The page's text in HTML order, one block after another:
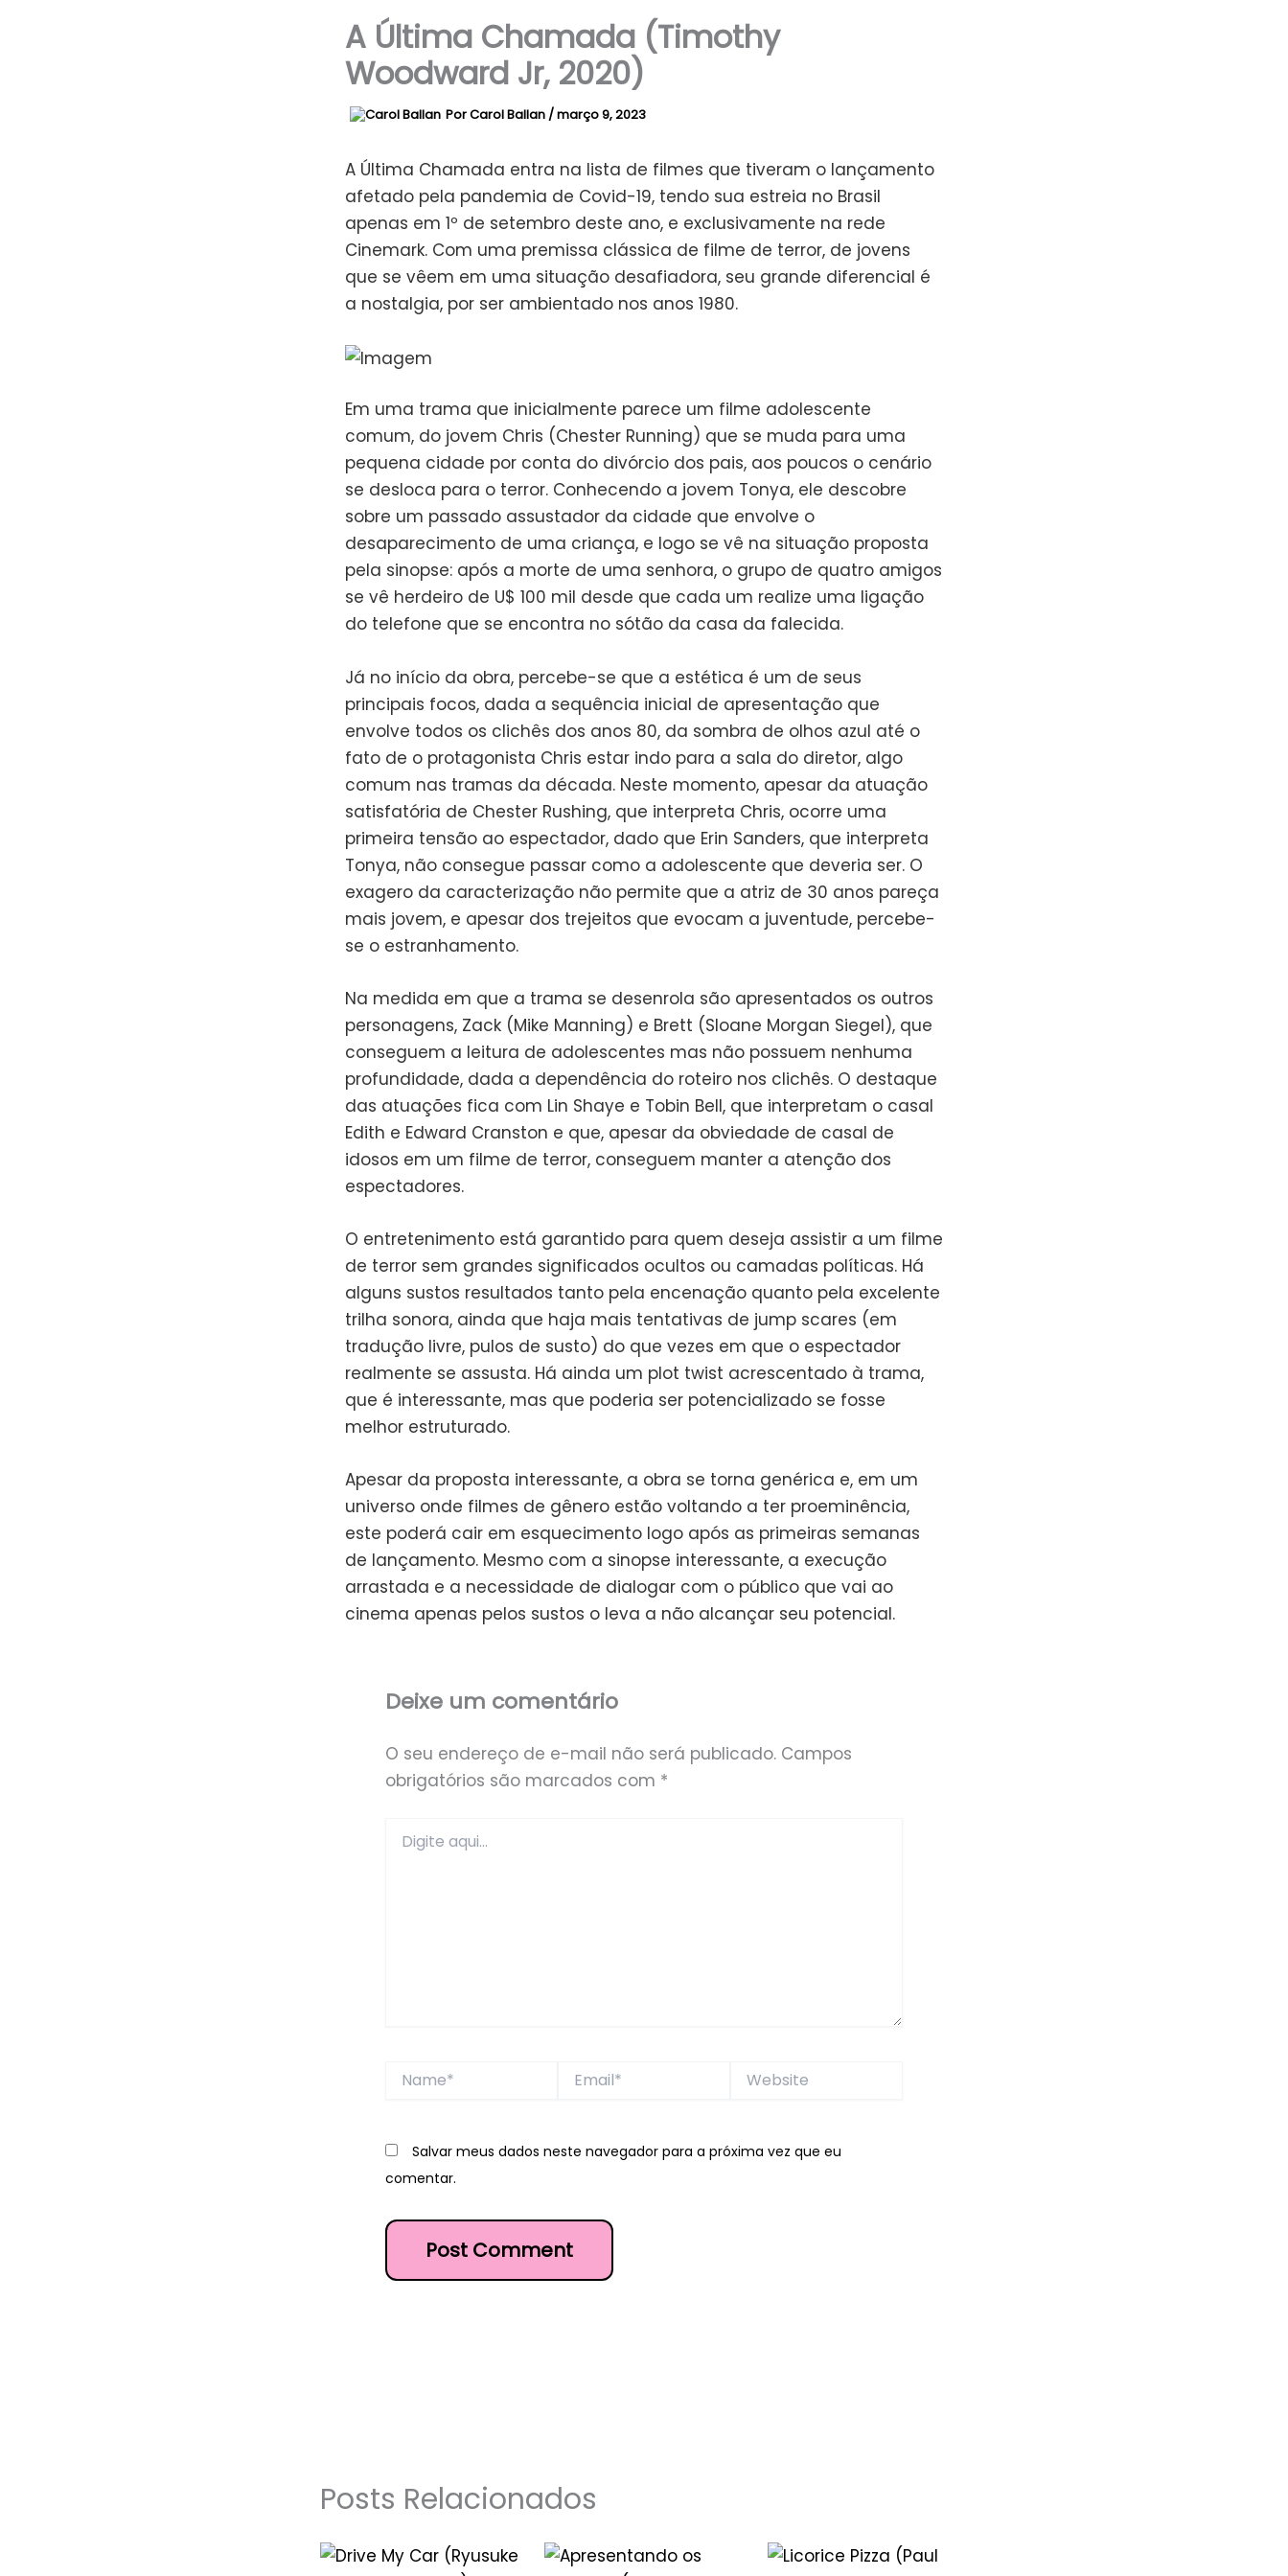
A Última Chamada (Timothy
Woodward Jr, 2020)
PorCarol Ballan /março 9, 2023
A Última Chamada entra na lista de filmes que tiveram o lançamento
afetado pela pandemia de Covid-19, tendo sua estreia no Brasil
apenas em 1º de setembro deste ano, e exclusivamente na rede
Cinemark. Com uma premissa clássica de filme de terror, de jovens
que se vêem em uma situação desafiadora, seu grande diferencial é
a nostalgia, por ser ambientado nos anos 1980.
Em uma trama que inicialmente parece um filme adolescente
comum, do jovem Chris (Chester Running) que se muda para uma
pequena cidade por conta do divórcio dos pais, aos poucos o cenário
se desloca para o terror. Conhecendo a jovem Tonya, ele descobre
sobre um passado assustador da cidade que envolve o
desaparecimento de uma criança, e logo se vê na situação proposta
pela sinopse: após a morte de uma senhora, o grupo de quatro amigos
se vê herdeiro de U$ 100 mil desde que cada um realize uma ligação
do telefone que se encontra no sótão da casa da falecida.
Já no início da obra, percebe-se que a estética é um de seus
principais focos, dada a sequência inicial de apresentação que
envolve todos os clichês dos anos 80, da sombra de olhos azul até o
fato de o protagonista Chris estar indo para a sala do diretor, algo
comum nas tramas da década. Neste momento, apesar da atuação
satisfatória de Chester Rushing, que interpreta Chris, ocorre uma
primeira tensão ao espectador, dado que Erin Sanders, que interpreta
Tonya, não consegue passar como a adolescente que deveria ser. O
exagero da caracterização não permite que a atriz de 30 anos pareça
mais jovem, e apesar dos trejeitos que evocam a juventude, percebe-
se o estranhamento.
Na medida em que a trama se desenrola são apresentados os outros
personagens, Zack (Mike Manning) e Brett (Sloane Morgan Siegel), que
conseguem a leitura de adolescentes mas não possuem nenhuma
profundidade, dada a dependência do roteiro nos clichês. O destaque
das atuações fica com Lin Shaye e Tobin Bell, que interpretam o casal
Edith e Edward Cranston e que, apesar da obviedade de casal de
idosos em um filme de terror, conseguem manter a atenção dos
espectadores.
O entretenimento está garantido para quem deseja assistir a um filme
de terror sem grandes significados ocultos ou camadas políticas. Há
alguns sustos resultados tanto pela encenação quanto pela excelente
trilha sonora, ainda que haja mais tentativas de jump scares (em
tradução livre, pulos de susto) do que vezes em que o espectador
realmente se assusta. Há ainda um plot twist acrescentado à trama,
que é interessante, mas que poderia ser potencializado se fosse
melhor estruturado.
Apesar da proposta interessante, a obra se torna genérica e, em um
universo onde filmes de gênero estão voltando a ter proeminência,
este poderá cair em esquecimento logo após as primeiras semanas
de lançamento. Mesmo com a sinopse interessante, a execução
arrastada e a necessidade de dialogar com o público que vai ao
cinema apenas pelos sustos o leva a não alcançar seu potencial.
Deixe um comentário
O seu endereço de e-mail não será publicado. Campos
obrigatórios são marcados com *
aqui...
Website
Salvar meus dados neste navegador para a próxima vez que eu
comentar.
Posts Relacionados